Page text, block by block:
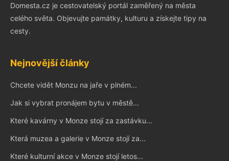
Domesta.cz je cestovatelský portál zaměřený na města
celého světa. Objevujte památky, kulturu a získejte tipy na
cesty.
Nejnovější články
Chcete vidět Monzu na jaře v plném...
Jak si vybrat pronájem bytu v městě...
Které kavárny v Monze stojí za zastávku...
Která muzea a galerie v Monze stojí za...
Které kulturní akce v Monze stojí letos...